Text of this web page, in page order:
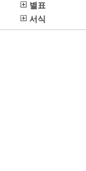
별표
서식